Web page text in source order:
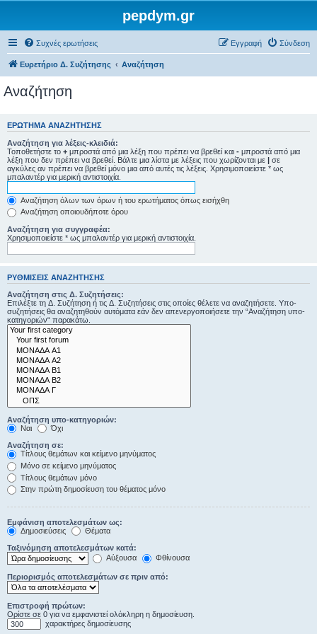
pepdym.gr
Συχνές ερωτήσεις Σύνδεση
Εγγραφή
Ευρετήριο Δ. Συζήτησης Αναζήτηση
Αναζήτηση
ΕΡΏΤΗΜΑ ΑΝΑΖΉΤΗΣΗΣ
Αναζήτηση για λέξεις-κλειδιά:
Τοποθετήστε το + μπροστά από μια λέξη που πρέπει να βρεθεί και - μπροστά από μια
λέξη που δεν πρέπει να βρεθεί. Βάλτε μια λίστα με λέξεις που χωρίζονται με | σε
αγκύλες αν πρέπει να βρεθεί μόνο μια από αυτές τις λέξεις. Χρησιμοποιείστε * ως
μπαλαντέρ για μερική αντιστοιχία.
Αναζήτηση όλων των όρων ή του ερωτήματος όπως εισήχθη
Αναζήτηση οποιουδήποτε όρου
Αναζήτηση για συγγραφέα:
Χρησιμοποιείστε * ως μπαλαντέρ για μερική αντιστοιχία.
ΡΥΘΜΊΣΕΙΣ ΑΝΑΖΉΤΗΣΗΣ
Αναζήτηση στις Δ. Συζητήσεις:
Επιλέξτε τη Δ. Συζήτηση ή τις Δ. Συζητήσεις στις οποίες θέλετε να αναζητήσετε. Υπο-
συζητήσεις θα αναζητηθούν αυτόματα εάν δεν απενεργοποιήσετε την “Αναζήτηση υπο-
κατηγοριών“ παρακάτω.
Αναζήτηση υπο-κατηγοριών:
Ναι
Όχι
Αναζήτηση σε:
Τίτλους θεμάτων και κείμενο μηνύματος
Μόνο σε κείμενο μηνύματος
Τίτλους θεμάτων μόνο
Στην πρώτη δημοσίευση του θέματος μόνο
Εμφάνιση αποτελεσμάτων ως:
Δημοσιεύσεις
Θέματα
Ταξινόμηση αποτελεσμάτων κατά:
Αύξουσα
Φθίνουσα
Περιορισμός αποτελεσμάτων σε πριν από:
Επιστροφή πρώτων:
Ορίστε σε 0 για να εμφανιστεί ολόκληρη η δημοσίευση.
χαρακτήρες δημοσίευσης